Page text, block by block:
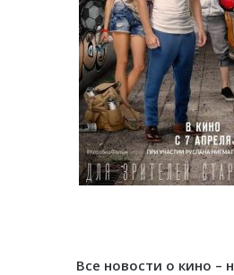
Все новости о кино –